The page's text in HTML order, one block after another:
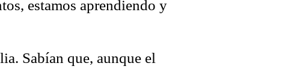
estamos aprendiendo y
Sabían que, aunque el